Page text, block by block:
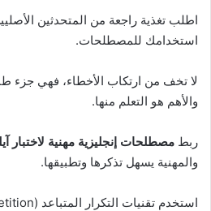
اطلب تغذية راجعة من المتحدثين
استخدامك للمصطلحات.
لا تخف من ارتكاب الأخطاء، فهي جزء
والأهم هو التعلم منها.
ربط مصطلحات إنجليزية مهنية لاختبار
والمهنية يسهل تذكرها وتطبيقها.